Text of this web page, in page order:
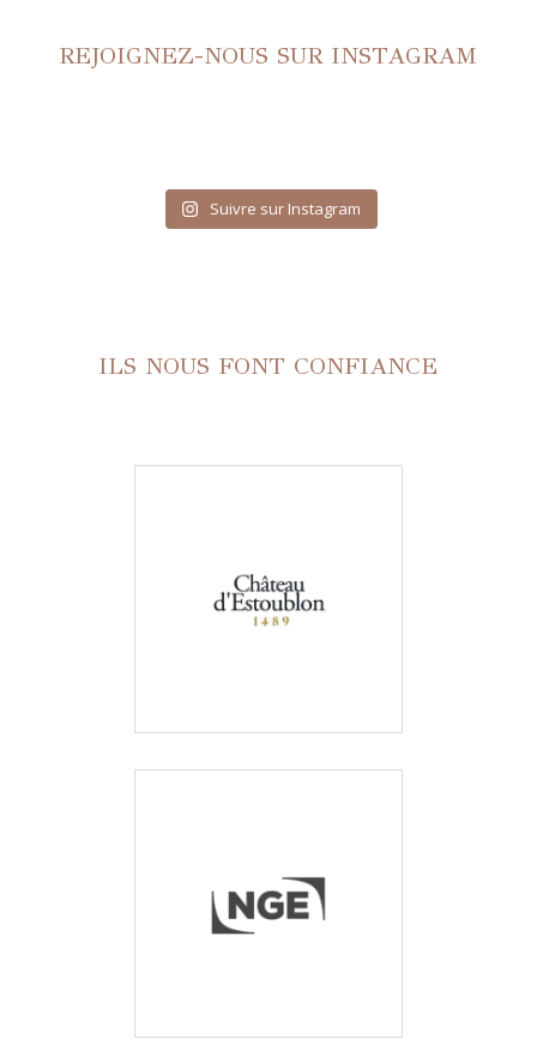
REJOIGNEZ-NOUS SUR INSTAGRAM
Suivre sur Instagram
ILS NOUS FONT CONFIANCE